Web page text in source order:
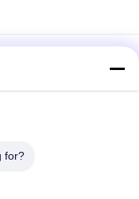
Display met
IPS-scherm
for?